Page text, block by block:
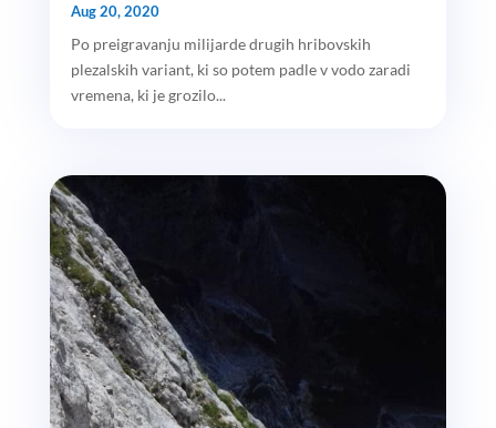
Aug 20, 2020
Po preigravanju milijarde drugih hribovskih
plezalskih variant, ki so potem padle v vodo zaradi
vremena, ki je grozilo...